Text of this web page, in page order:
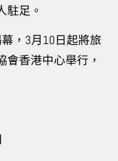
駐足。
，3月10日起將旅
香港中心舉行，